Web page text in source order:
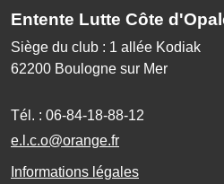
Entente Lutte Côte
Siège du club : 1 allée Kodiak
62200 Boulogne sur Mer
Tél. : 06-84-18-88-12
e.l.c.o@orange.fr
Informations légales